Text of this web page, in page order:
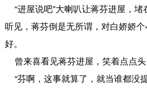
“进屋说吧”大喇叭让蒋芬进屋，堵
听见，蒋芬倒是无所谓，对白娇娇
好。
曾来喜看见蒋芬进屋，笑着点点头
“芬啊，这事就算了，就当谁都没